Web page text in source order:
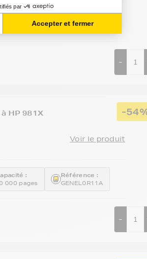
000 pages GENEL0R12A
-
-
HP 981X
Voir le produit
:
000 pages
Référence :
GENEL0R11A
-